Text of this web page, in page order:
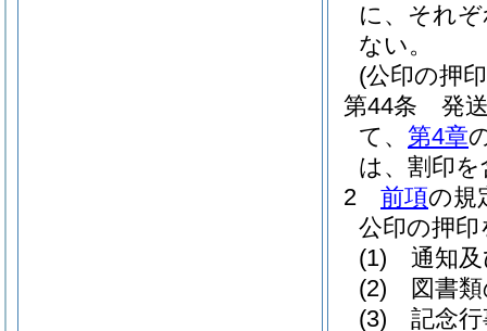
に、それ
ない。
(公印の押
第44条
発
て、 第4章
は、割印を
2
前項の規
公印の押
(1)
通知
(2)
図書
(3)
記念